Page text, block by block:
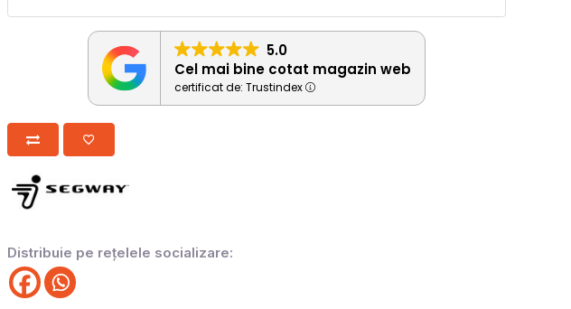
5.0
Cel mai bine cotat magazin web
certificat de: Trustindex
Distribuie pe rețelele socializare: